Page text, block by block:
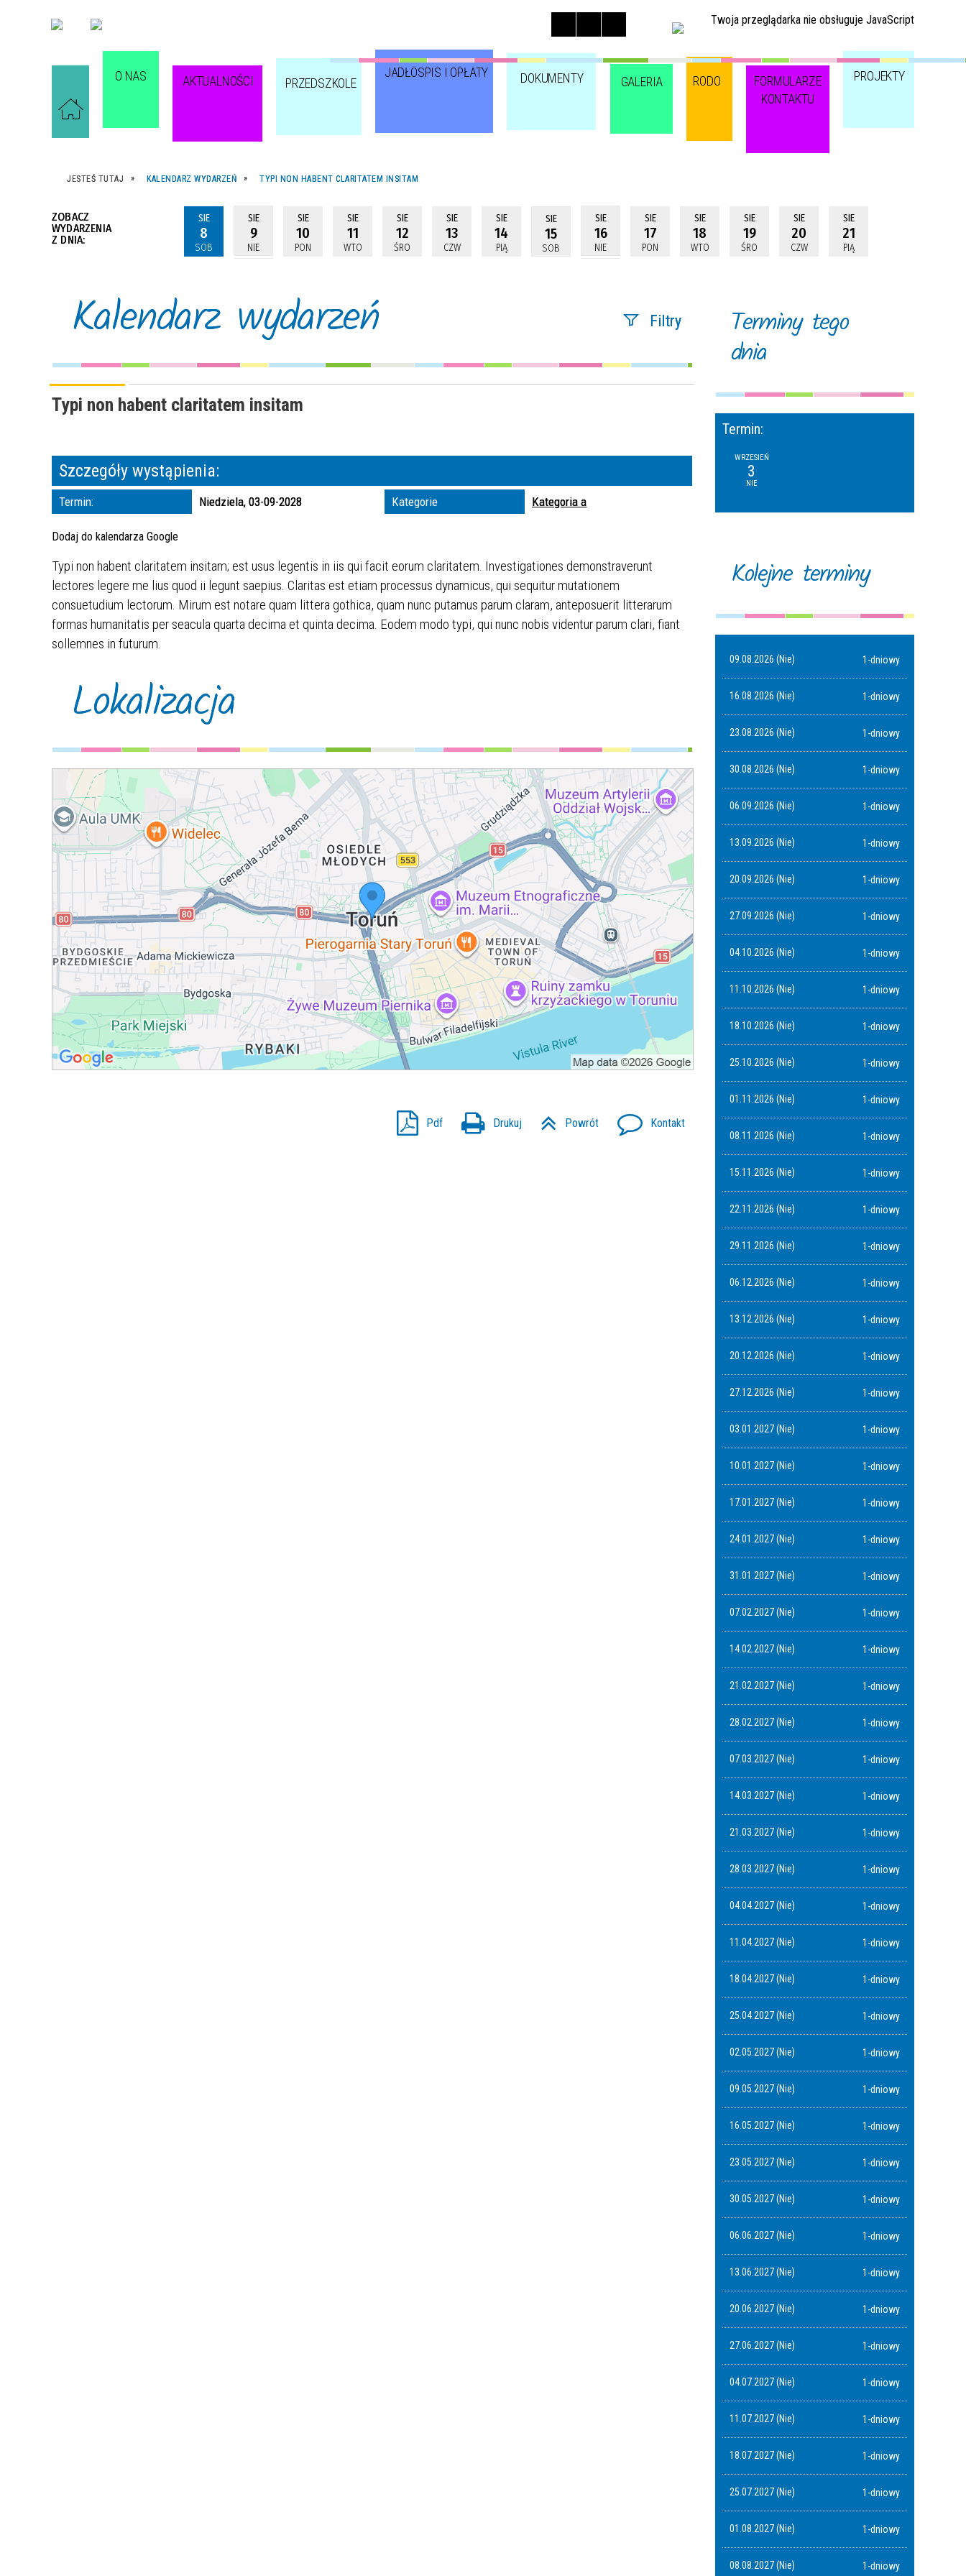
Twoja przeglądarka nie obsługuje JavaScript
O NAS AKTUALNOŚCI PRZEDSZKOLE
JADŁOSPIS I OPŁATY DOKUMENTY GALERIA RODO
FORMULARZE
KONTAKTU
PROJEKTY
JESTEŚ TUTAJ KALENDARZ WYDARZEŃ TYPI NON HABENT CLARITATEM INSITAM
ZOBACZ
WYDARZENIA
Z DNIA:
SIE
8
SOB
SIE
9
NIE
SIE
10
PON
SIE
11
WTO
SIE
12
ŚRO
SIE
13
CZW
SIE
14
PIĄ
SIE
15
SOB
SIE
16
NIE
SIE
17
PON
SIE
18
WTO
SIE
19
ŚRO
SIE
20
CZW
SIE
21
PIĄ
Kalendarz wydarzeń Filtry
Szukana fraza
zakresie
Typi non habent claritatem insitam
Szczegóły wystąpienia:
Termin: Niedziela, 03-09-2028 Kategorie Kategoria a
Dodaj do kalendarza Google
Typi non habent claritatem insitam; est usus legentis in iis qui facit eorum claritatem. Investigationes demonstraverunt
lectores legere me lius quod ii legunt saepius. Claritas est etiam processus dynamicus, qui sequitur mutationem
consuetudium lectorum. Mirum est notare quam littera gothica, quam nunc putamus parum claram, anteposuerit litterarum
formas humanitatis per seacula quarta decima et quinta decima. Eodem modo typi, qui nunc nobis videntur parum clari, fiant
sollemnes in futurum.
Lokalizacja
Pdf Drukuj Powrót Kontakt
Terminy tego
dnia
Termin:
WRZESIEŃ
3
NIE
Kolejne terminy
09.08.2026 (Nie) 1-dniowy
16.08.2026 (Nie) 1-dniowy
23.08.2026 (Nie) 1-dniowy
30.08.2026 (Nie) 1-dniowy
06.09.2026 (Nie) 1-dniowy
13.09.2026 (Nie) 1-dniowy
20.09.2026 (Nie) 1-dniowy
27.09.2026 (Nie) 1-dniowy
04.10.2026 (Nie) 1-dniowy
11.10.2026 (Nie) 1-dniowy
18.10.2026 (Nie) 1-dniowy
25.10.2026 (Nie) 1-dniowy
01.11.2026 (Nie) 1-dniowy
08.11.2026 (Nie) 1-dniowy
15.11.2026 (Nie) 1-dniowy
22.11.2026 (Nie) 1-dniowy
29.11.2026 (Nie) 1-dniowy
06.12.2026 (Nie) 1-dniowy
13.12.2026 (Nie) 1-dniowy
20.12.2026 (Nie) 1-dniowy
27.12.2026 (Nie) 1-dniowy
03.01.2027 (Nie) 1-dniowy
10.01.2027 (Nie) 1-dniowy
17.01.2027 (Nie) 1-dniowy
24.01.2027 (Nie) 1-dniowy
31.01.2027 (Nie) 1-dniowy
07.02.2027 (Nie) 1-dniowy
14.02.2027 (Nie) 1-dniowy
21.02.2027 (Nie) 1-dniowy
28.02.2027 (Nie) 1-dniowy
07.03.2027 (Nie) 1-dniowy
14.03.2027 (Nie) 1-dniowy
21.03.2027 (Nie) 1-dniowy
28.03.2027 (Nie) 1-dniowy
04.04.2027 (Nie) 1-dniowy
11.04.2027 (Nie) 1-dniowy
18.04.2027 (Nie) 1-dniowy
25.04.2027 (Nie) 1-dniowy
02.05.2027 (Nie) 1-dniowy
09.05.2027 (Nie) 1-dniowy
16.05.2027 (Nie) 1-dniowy
23.05.2027 (Nie) 1-dniowy
30.05.2027 (Nie) 1-dniowy
06.06.2027 (Nie) 1-dniowy
13.06.2027 (Nie) 1-dniowy
20.06.2027 (Nie) 1-dniowy
27.06.2027 (Nie) 1-dniowy
04.07.2027 (Nie) 1-dniowy
11.07.2027 (Nie) 1-dniowy
18.07.2027 (Nie) 1-dniowy
25.07.2027 (Nie) 1-dniowy
01.08.2027 (Nie) 1-dniowy
08.08.2027 (Nie) 1-dniowy